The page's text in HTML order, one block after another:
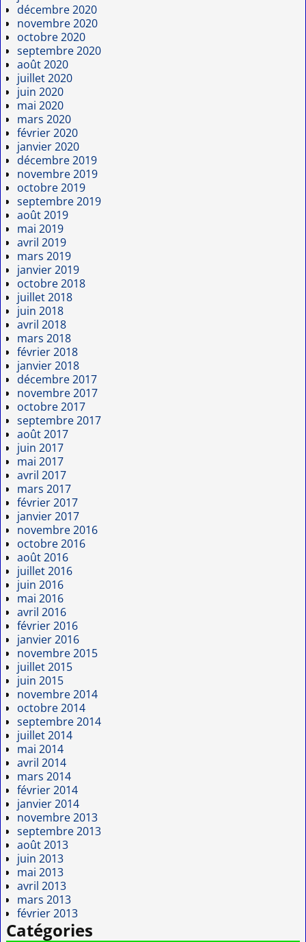
décembre 2020
novembre 2020
octobre 2020
septembre 2020
août 2020
juillet 2020
juin 2020
mai 2020
mars 2020
février 2020
janvier 2020
décembre 2019
novembre 2019
octobre 2019
septembre 2019
août 2019
mai 2019
avril 2019
mars 2019
janvier 2019
octobre 2018
juillet 2018
juin 2018
avril 2018
mars 2018
février 2018
janvier 2018
décembre 2017
novembre 2017
octobre 2017
septembre 2017
août 2017
juin 2017
mai 2017
avril 2017
mars 2017
février 2017
janvier 2017
novembre 2016
octobre 2016
août 2016
juillet 2016
juin 2016
mai 2016
avril 2016
février 2016
janvier 2016
novembre 2015
juillet 2015
juin 2015
novembre 2014
octobre 2014
septembre 2014
juillet 2014
mai 2014
avril 2014
mars 2014
février 2014
janvier 2014
novembre 2013
septembre 2013
août 2013
juin 2013
mai 2013
avril 2013
mars 2013
février 2013
Catégories